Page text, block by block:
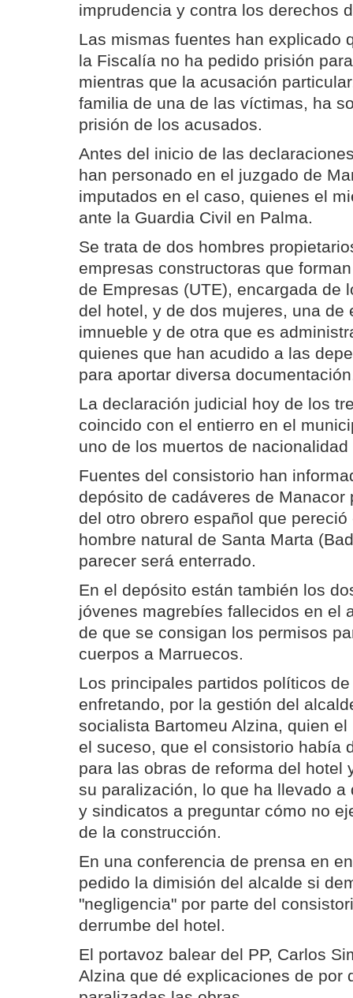
imprudencia y contra los derechos
Las mismas fuentes han explicado
la Fiscalía no ha pedido prisión
mientras que la acusación
familia de una de las víctimas, ha
prisión de los acusados.
Antes del inicio de las
han personado en el juzgado de
imputados en el caso, quienes el
ante la Guardia Civil en Palma.
Se trata de dos hombres
empresas constructoras que
de Empresas (UTE), encargada de
del hotel, y de dos mujeres, una de
imnueble y de otra que es
quienes que han acudido a las
para aportar diversa
La declaración judicial hoy de los
coincido con el entierro en el
uno de los muertos de
Fuentes del consistorio han
depósito de cadáveres de Manacor
del otro obrero español que
hombre natural de Santa Marta
parecer será enterrado.
En el depósito están también los
jóvenes magrebíes fallecidos en el
de que se consigan los permisos
cuerpos a Marruecos.
Los principales partidos políticos
enfretando, por la gestión del
socialista Bartomeu Alzina, quien
el suceso, que el consistorio había
para las obras de reforma del hotel
su paralización, lo que ha llevado
y sindicatos a preguntar cómo no
de la construcción.
En una conferencia de prensa en
pedido la dimisión del alcalde si
"negligencia" por parte del
derrumbe del hotel.
El portavoz balear del PP, Carlos
Alzina que dé explicaciones de por